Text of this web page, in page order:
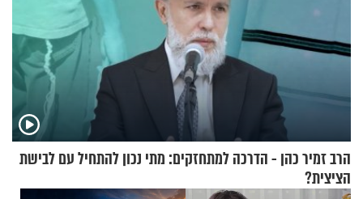
הרב זמיר כהן - הדרכה למתחזקים: מתי נכון להתחיל עם לבישת
הציצית?